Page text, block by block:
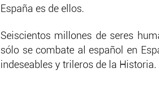
España es de ellos.
Seiscientos millones de seres
sólo se combate al español en
indeseables y trileros de la Historia.